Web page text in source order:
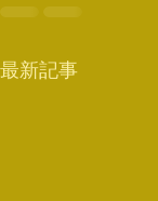
最新記事